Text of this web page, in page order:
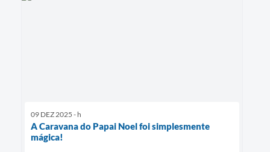
09 DEZ 2025 - h
A Caravana do Papai Noel foi simplesmente
mágica!